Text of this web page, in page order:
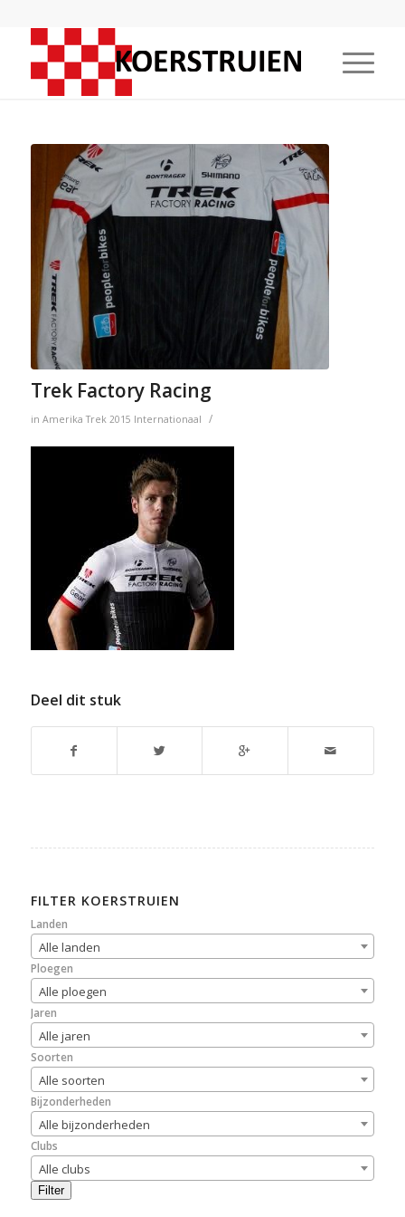
Trek Factory Racing
in Amerika Trek 2015 Internationaal /
Deel dit stuk
FILTER KOERSTRUIEN
Landen
Alle landen
Ploegen
Alle ploegen
Jaren
Alle jaren
Soorten
Alle soorten
Bijzonderheden
Alle bijzonderheden
Clubs
Alle clubs
Filter